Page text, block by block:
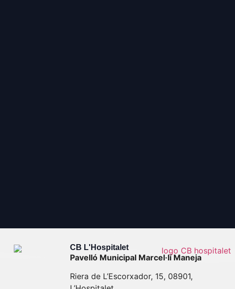
CB L'Hospitalet
Pavelló Municipal Marcel·lí Maneja
Riera de L’Escorxador, 15, 08901,